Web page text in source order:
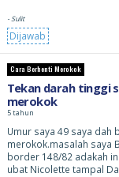
- Sulit
Dijawab
Cara Berhenti Merokok
Tekan darah tinggi
merokok
5 tahun
Umur saya 49 saya dah
merokok.masalah saya
border 148/82 adakah
ubat Nicolette tampal